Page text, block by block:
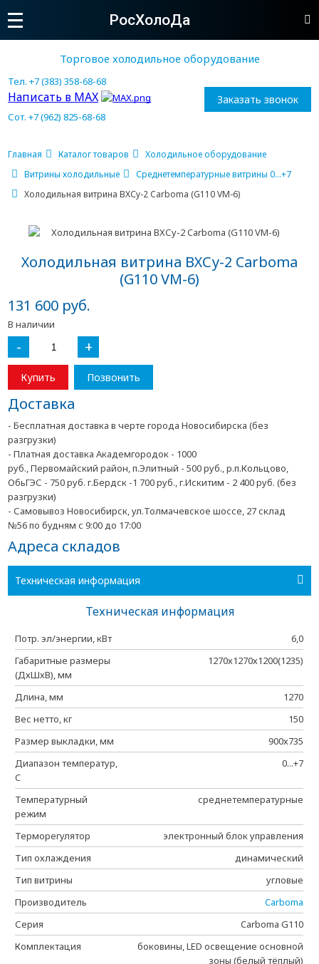
РосХолоДа
Торговое холодильное оборудование
Тел. +7 (383) 358-68-68
Написать в MAX
Сот. +7 (962) 825-68-68
Заказать звонок
Главная Каталог товаров
Холодильное оборудование
Витрины холодильные
Среднетемпературные витрины 0...+7
Холодильная витрина ВХСу-2 Carboma (G110 VM-6)
Холодильная витрина ВХСу-2 Carboma
(G110 VM-6)
131 600 руб.
В наличии
- +
Купить Позвонить
Доставка
- Бесплатная доставка в черте города Новосибирска (без
разгрузки)
- Платная доставка Академгородок - 1000
руб., Первомайский район, п.Элитный - 500 руб., р.п.Кольцово,
ОбьГЭС - 750 руб. г.Бердск -1 700 руб., г.Искитим - 2 400 руб. (без
разгрузки)
- Самовывоз Новосибирск, ул.Толмачевское шоссе, 27 склад
№56 по будням с 9:00 до 17:00
Адреса складов
Техническая информация
Техническая информация
Потр. эл/энергии, кВт
6,0
Габаритные размеры
(ДхШхВ), мм
1270х1270х1200(1235)
Длина, мм
1270
Вес нетто, кг
150
Размер выкладки, мм
900х735
Диапазон температур,
C
0...+7
Температурный
режим
среднетемпературные
Терморегулятор
электронный блок управления
Тип охлаждения
динамический
Тип витрины
угловые
Производитель
Carboma
Серия
Carboma G110
Комплектация
боковины, LED освещение основной
зоны (белый тёплый)